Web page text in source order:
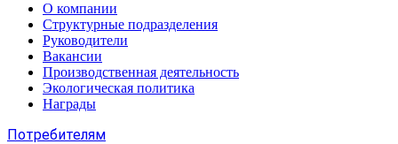
О компании
Структурные подразделения
Руководители
Вакансии
Производственная деятельность
Экологическая политика
Награды
Потребителям